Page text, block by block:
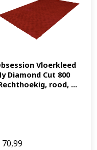
Vloerkleed
Diamond Cut 800
rood, ...
70,99